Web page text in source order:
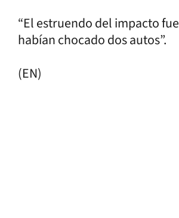
“El estruendo del impacto
habían chocado dos autos”.
(EN)